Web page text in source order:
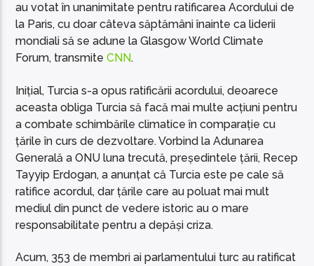
au votat în unanimitate pentru ratificarea Acordului de
la Paris, cu doar câteva săptămâni înainte ca liderii
mondiali să se adune la Glasgow World Climate
Forum, transmiteCNN.
Inițial, Turcia s-a opus ratificării acordului, deoarece
aceasta obliga Turcia să facă mai multe acțiuni pentru
a combate schimbările climatice în comparație cu
țările în curs de dezvoltare. Vorbind la Adunarea
Generală a ONU luna trecută, președintele țării, Recep
Tayyip Erdogan, a anunțat că Turcia este pe cale să
ratifice acordul, dar țările care au poluat mai mult
mediul din punct de vedere istoric au o mare
responsabilitate pentru a depăși criza.
Acum, 353 de membri ai parlamentului turc au ratificat